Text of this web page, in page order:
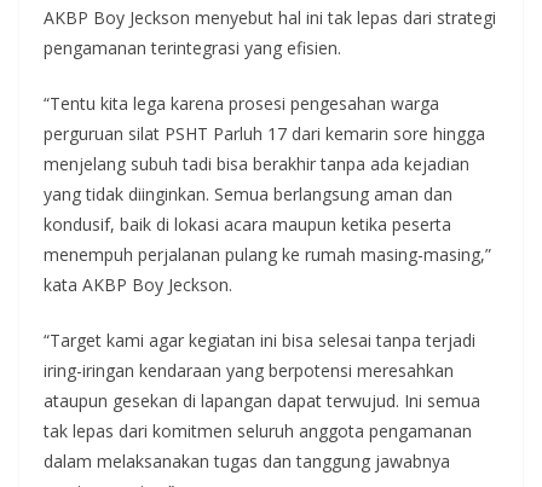
AKBP Boy Jeckson menyebut hal ini tak lepas dari strategi
pengamanan terintegrasi yang efisien.
“Tentu kita lega karena prosesi pengesahan warga
perguruan silat PSHT Parluh 17 dari kemarin sore hingga
menjelang subuh tadi bisa berakhir tanpa ada kejadian
yang tidak diinginkan. Semua berlangsung aman dan
kondusif, baik di lokasi acara maupun ketika peserta
menempuh perjalanan pulang ke rumah masing-masing,”
kata AKBP Boy Jeckson.
“Target kami agar kegiatan ini bisa selesai tanpa terjadi
iring-iringan kendaraan yang berpotensi meresahkan
ataupun gesekan di lapangan dapat terwujud. Ini semua
tak lepas dari komitmen seluruh anggota pengamanan
dalam melaksanakan tugas dan tanggung jawabnya